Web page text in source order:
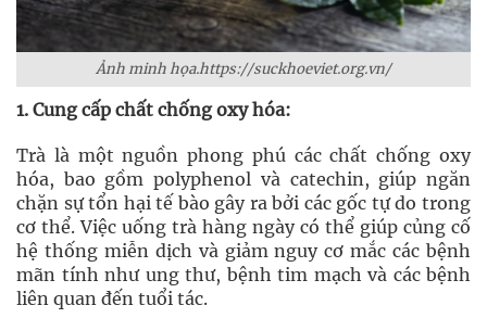
Ảnh minh họa.https://suckhoeviet.org.vn/
1. Cung cấp chất chống oxy hóa:
Trà là một nguồn phong phú các chất chống oxy
hóa, bao gồm polyphenol và catechin, giúp ngăn
chặn sự tổn hại tế bào gây ra bởi các gốc tự do trong
cơ thể. Việc uống trà hàng ngày có thể giúp củng cố
hệ thống miễn dịch và giảm nguy cơ mắc các bệnh
mãn tính như ung thư, bệnh tim mạch và các bệnh
liên quan đến tuổi tác.